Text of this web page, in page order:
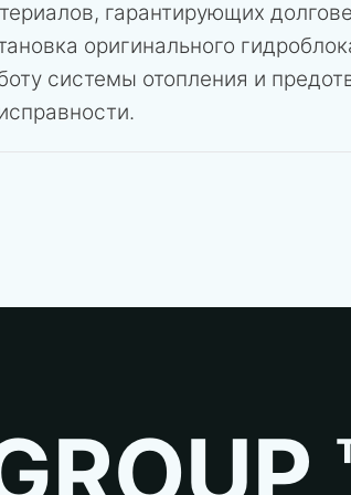
гарантирующих
оригинального
системы отопления и